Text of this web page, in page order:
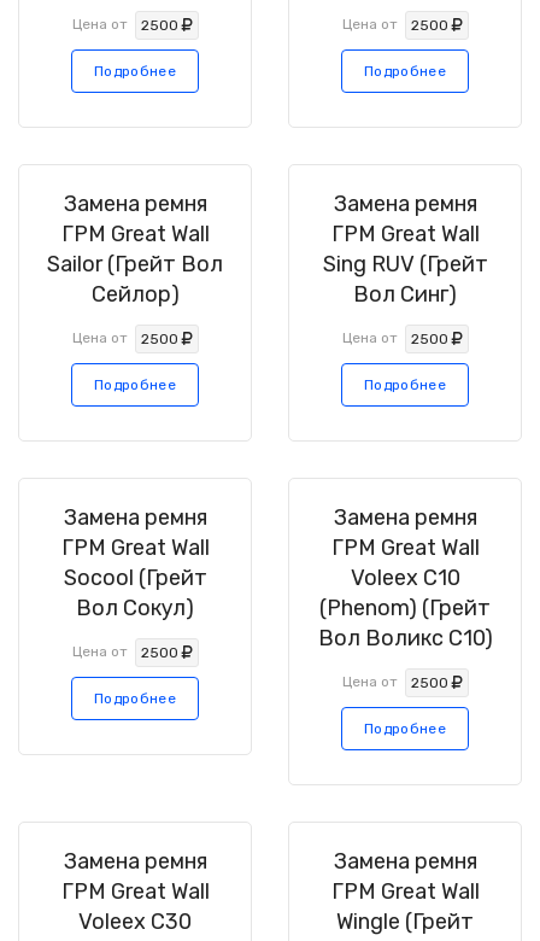
Цена от 2500
Подробнее
Цена от 2500
Подробнее
Замена ремня
ГРМ Great Wall
Sailor (Грейт Вол
Сейлор)
Цена от 2500
Подробнее
Замена ремня
ГРМ Great Wall
Sing RUV (Грейт
Вол Синг)
Цена от 2500
Подробнее
Замена ремня
ГРМ Great Wall
Socool (Грейт
Вол Сокул)
Цена от 2500
Подробнее
Замена ремня
ГРМ Great Wall
Voleex C10
(Phenom) (Грейт
Вол Воликс C10)
Цена от 2500
Подробнее
Замена ремня
ГРМ Great Wall
Voleex C30
Замена ремня
ГРМ Great Wall
Wingle (Грейт